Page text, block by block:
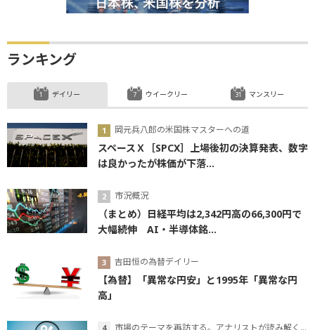
ランキング
デイリー
岡元兵八郎の米国株マスターへの道
スペースＸ［SPCX］上場後初の決算発表、数字
は良かったが株価が下落...
市況概況
（まとめ）日経平均は2,342円高の66,300円で
大幅続伸 AI・半導体銘...
吉田恒の為替デイリー
【為替】「異常な円安」と1995年「異常な円
高」
市場のテーマを再訪する。アナリストが読み解くテーマの本質
ウイークリー マンスリー